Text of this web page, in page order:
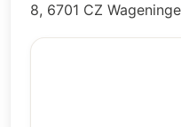
8, 6701 CZ